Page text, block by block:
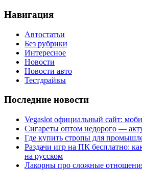
Навигация
Автостатьи
Без рубрики
Интересное
Новости
Новости авто
Тестдрайвы
Последние новости
Vegaslot официальный сайт:
Сигареты оптом недорого —
Где купить стропы для
Раздачи игр на ПК бесплатно:
на русском
Лакорны про сложные